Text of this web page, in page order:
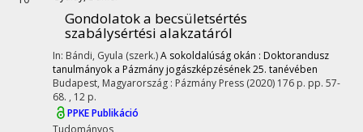
Gondolatok a becsületsértés
szabálysértési alakzatáról
In: Bándi, Gyula (szerk.)A sokoldalúság okán : Doktorandusz
tanulmányok a Pázmány jogászképzésének 25. tanévében
Budapest, Magyarország : Pázmány Press (2020) 176 p. pp. 57-
68. , 12 p.
PPKE Publikáció
Tudományos